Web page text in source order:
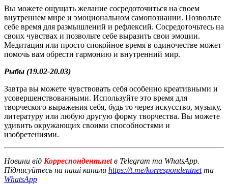
Вы можете ощущать желание сосредоточиться на своем
внутреннем мире и эмоциональном самопознании. Позвольте
себе время для размышлений и рефлексий. Сосредоточьтесь на
своих чувствах и позвольте себе выразить свои эмоции.
Медитация или просто спокойное время в одиночестве может
помочь вам обрести гармонию и внутренний мир.
Рыбы (19.02-20.03)
Завтра вы можете чувствовать себя особенно креативными и
усовершенствованными. Используйте это время для
творческого выражения себя, будь то через искусство, музыку,
литературу или любую другую форму творчества. Вы можете
удивить окружающих своими способностями и
изобретениями.
Новини від Корреспондент.netв Telegram та WhatsApp.
Підписуйтесь на наші канали https://t.me/korrespondentnetта
WhatsApp